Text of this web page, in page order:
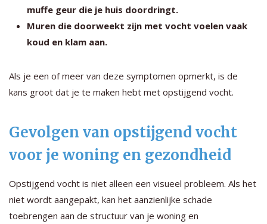
muffe geur die je huis doordringt.
Muren die doorweekt zijn met vocht voelen vaak
koud en klam aan.
Als je een of meer van deze symptomen opmerkt, is de
kans groot dat je te maken hebt met opstijgend vocht.
Gevolgen van opstijgend vocht
voor je woning en gezondheid
Opstijgend vocht is niet alleen een visueel probleem. Als het
niet wordt aangepakt, kan het aanzienlijke schade
toebrengen aan de structuur van je woning en